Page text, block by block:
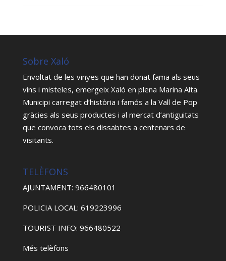
Sobre Xaló
Envoltat de les vinyes que han donat fama als seus
vins i misteles, emergeix Xaló en plena Marina Alta.
Municipi carregat d’història i famós a la Vall de Pop
gràcies als seus productes i al mercat d’antiguitats
que convoca tots els dissabtes a centenars de
visitants.
TELÈFONS
AJUNTAMENT: 966480101
POLICIA LOCAL: 619223996
TOURIST INFO: 966480522
Més telèfons